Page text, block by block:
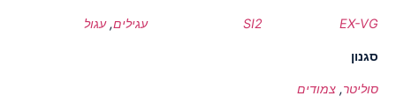
EX-VG
SI2 עגילים,עגול
סגנון
סוליטר, צמודים